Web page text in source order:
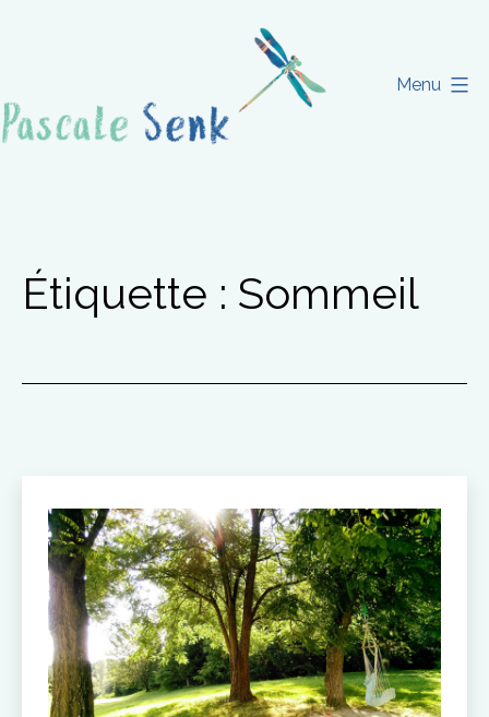
Menu
Étiquette : Sommeil